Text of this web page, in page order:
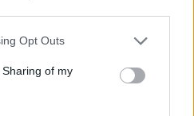
Opt Outs
of my
Μαρινέλλα
με ανοιχτό τον